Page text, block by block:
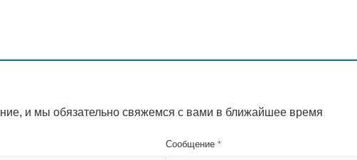
и мы обязательно свяжемся с вами в ближайшее время
Сообщение *